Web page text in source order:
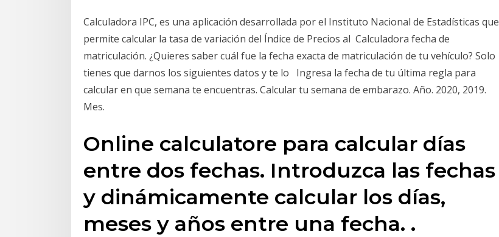
Calculadora IPC, es una aplicación desarrollada por el Instituto Nacional de Estadísticas que
permite calcular la tasa de variación del Índice de Precios al Calculadora fecha de
matriculación. ¿Quieres saber cuál fue la fecha exacta de matriculación de tu vehículo? Solo
tienes que darnos los siguientes datos y te lo Ingresa la fecha de tu última regla para
calcular en que semana te encuentras. Calcular tu semana de embarazo. Año. 2020, 2019.
Mes.
Online calculatore para calcular días
entre dos fechas. Introduzca las fechas
y dinámicamente calcular los días,
meses y años entre una fecha. .